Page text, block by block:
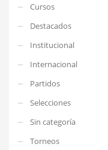
Cursos
Destacados
Institucional
Internacional
Partidos
Selecciones
Sin categoría
Torneos